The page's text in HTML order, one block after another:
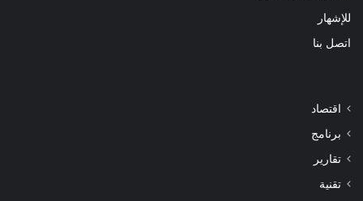
للإشهار
اتصل بنا
اقتصاد
برنامج
تقارير
تقنية